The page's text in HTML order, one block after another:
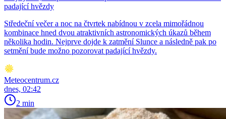
padající hvězdy
Středeční večer a noc na čtvrtek nabídnou v zcela mimořádnou
kombinace hned dvou atraktivních astronomických úkazů během
několika hodin. Nejprve dojde k zatmění Slunce a následně pak po
setmění bude možno pozorovat padající hvězdy.
Meteocentrum.cz
dnes, 02:42
2 min